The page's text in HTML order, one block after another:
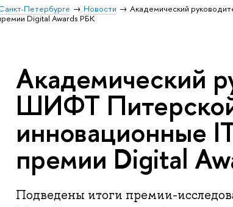
Петербурге Новости
Академический
Digital Awards РБК
Академический
ШИФТ
инновационные
премии Digital
Подведены итоги премии-